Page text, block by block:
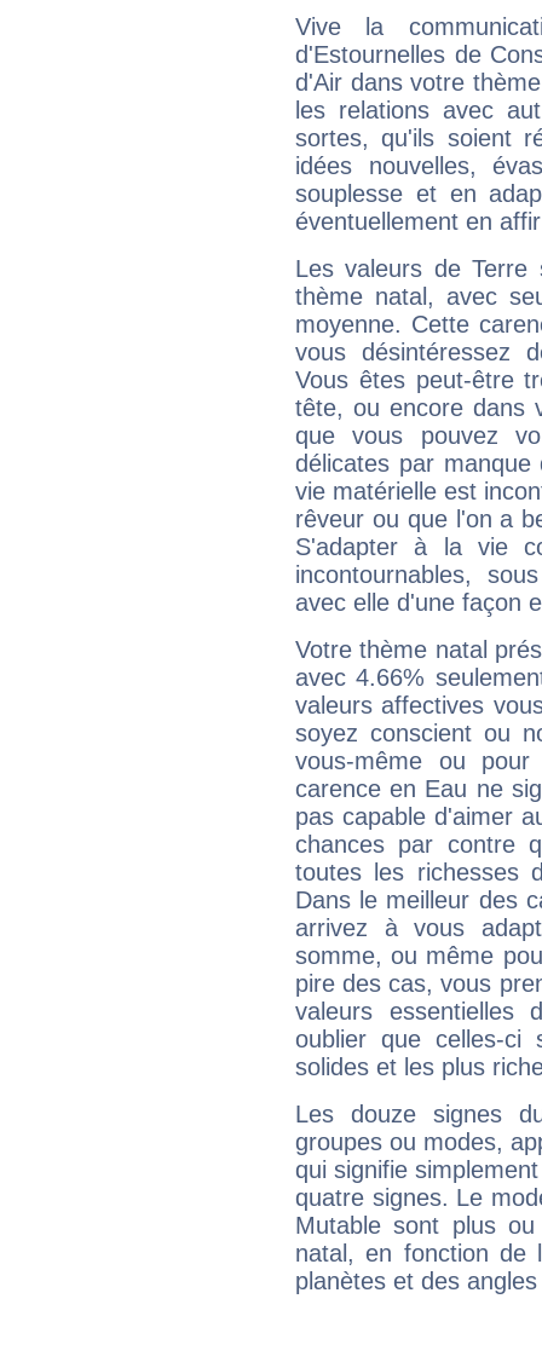
Vive la
d'Estournelles de
d'Air dans votre
les relations avec
sortes, qu'ils soient
idées nouvelles,
souplesse et en
éventuellement en
Les valeurs de Terre
thème natal, avec
moyenne. Cette
vous désintéressez
Vous êtes peut-être
tête, ou encore dans
que vous pouvez
délicates par
vie matérielle est
rêveur ou que l'on a
S'adapter à la vie
incontournables,
avec elle d'une façon
Votre thème natal
avec 4.66%
valeurs affectives
soyez conscient ou
vous-même ou
carence en Eau ne
pas capable d'aimer
chances par contre
toutes les richesses
Dans le meilleur des
arrivez à vous
somme, ou même
pire des cas, vous
valeurs
oublier que celles-
solides et les plus
Les douze signes
groupes ou modes,
qui signifie
quatre signes. Le
Mutable sont plus
natal, en fonction de
planètes et des